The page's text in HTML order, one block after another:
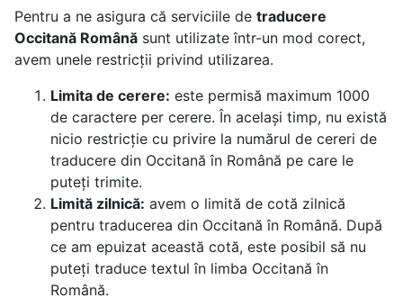
Pentru a ne asigura că serviciile de traducere
Occitană Românăsunt utilizate într-un mod corect,
avem unele restricții privind utilizarea.
Limita de cerere: este permisă maximum 1000
de caractere per cerere. În același timp, nu există
nicio restricție cu privire la numărul de cereri de
traducere din Occitană în Română pe care le
puteți trimite.
Limită zilnică: avem o limită de cotă zilnică
pentru traducerea din Occitană în Română. După
ce am epuizat această cotă, este posibil să nu
puteți traduce textul în limba Occitană în
Română.